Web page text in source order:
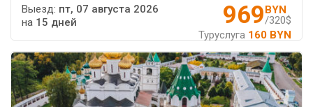
969BYN
/320$
Туруслуга 160 BYN
Выезд: пт, 07 августа 2026
на 15 дней